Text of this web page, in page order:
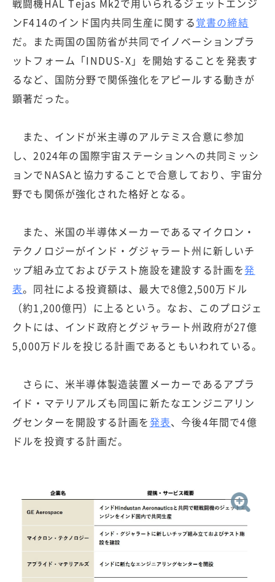
戦闘機HAL Tejas Mk2で用いられるジェットエンジ
ンF414のインド国内共同生産に関する覚書の締結
だ。また両国の国防省が共同でイノベーションプラ
ットフォーム「INDUS-X」を開始することを発表す
るなど、国防分野で関係強化をアピールする動きが
顕著だった。
また、インドが米主導のアルテミス合意に参加
し、2024年の国際宇宙ステーションへの共同ミッシ
ョンでNASAと協力することで合意しており、宇宙分
野でも関係が強化された格好となる。
また、米国の半導体メーカーであるマイクロン・
テクノロジーがインド・グジャラート州に新しいチ
ップ組み立ておよびテスト施設を建設する計画を発
表。同社による投資額は、最大で8億2,500万ドル
（約1,200億円）に上るという。なお、このプロジェ
クトには、インド政府とグジャラート州政府が27億
5,000万ドルを投じる計画であるともいわれている。
さらに、米半導体製造装置メーカーであるアプラ
イド・マテリアルズも同国に新たなエンジニアリン
グセンターを開設する計画を発表、今後4年間で4億
ドルを投資する計画だ。